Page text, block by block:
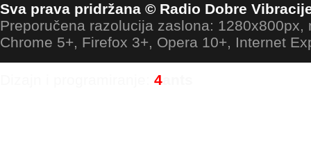
Sva prava pridržana © Radio Dobre
Preporučena razolucija zaslona: 1280x800px,
Chrome 5+, Firefox 3+, Opera 10+, Internet
4